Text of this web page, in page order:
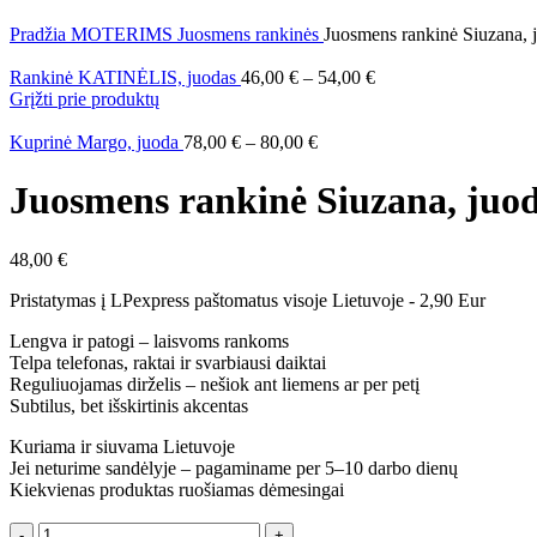
Pradžia MOTERIMS Juosmens rankinės Juosmens rankinė Siuzana,
Rankinė KATINĖLIS, juodas 46,00 € – 54,00 €
Grįžti prie produktų
Kuprinė Margo, juoda 78,00 € – 80,00 €
Juosmens rankinė Siuzana,
48,00 €
Pristatymas į LPexpress paštomatus visoje Lietuvoje - 2,90 Eur
Lengva ir patogi – laisvoms rankoms
Telpa telefonas, raktai ir svarbiausi daiktai
Reguliuojamas dirželis – nešiok ant liemens ar per petį
Subtilus, bet išskirtinis akcentas
Kuriama ir siuvama Lietuvoje
Jei neturime sandėlyje – pagaminame per 5–10 darbo dienų
Kiekvienas produktas ruošiamas dėmesingai